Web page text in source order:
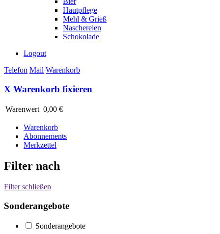
Hautpflege
Mehl & Grieß
Naschereien
Schokolade
Logout
Telefon Mail Warenkorb
X Warenkorb fixieren
Warenwert 0,00 €
Warenkorb
Abonnements
Merkzettel
Filter nach
Filter schließen
Sonderangebote
Sonderangebote